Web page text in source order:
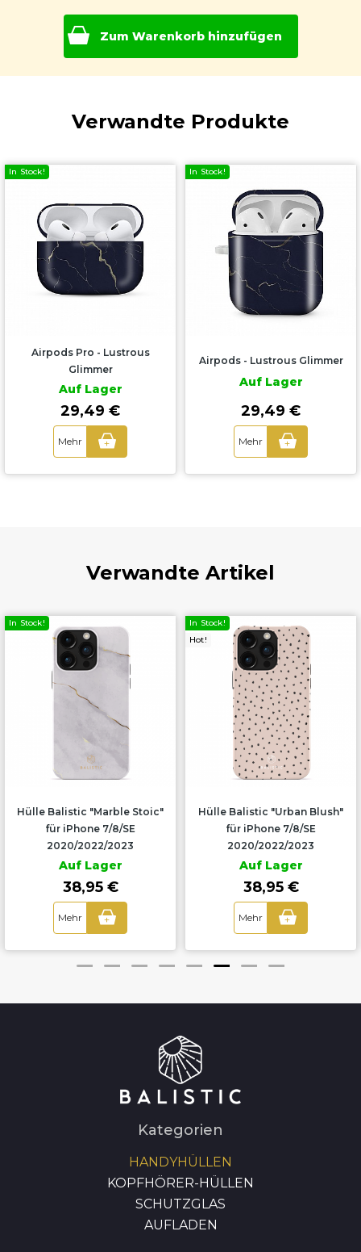
Zum Warenkorb hinzufügen
Verwandte Produkte
In Stock!
Airpods Pro - Lustrous
Glimmer
Auf Lager
29,49 €
Mehr +
In Stock!
Airpods - Lustrous Glimmer
Auf Lager
29,49 €
Mehr +
Verwandte Artikel
In Stock!
Hülle Balistic "Marble Stoic"
für iPhone 7/8/SE
2020/2022/2023
Auf Lager
38,95 €
Mehr +
Hot!
In Stock!
Hülle Balistic "Urban Blush"
für iPhone 7/8/SE
2020/2022/2023
Auf Lager
38,95 €
Mehr +
Kategorien
HANDYHÜLLEN
KOPFHÖRER-HÜLLEN
SCHUTZGLAS
AUFLADEN